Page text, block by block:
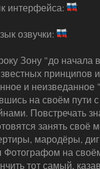
интерфейса:
озвучки:
Зону "до начала
принципов
и
на своём пути
Повстречать
занять своё
мародёры,
Фотографом на
тот самый,